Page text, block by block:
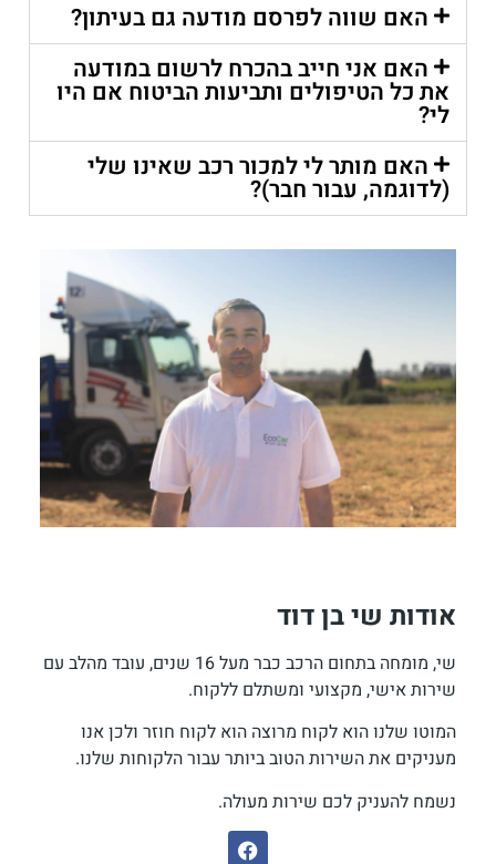
האם שווה לפרסם מודעה גם בעיתון?
האם אני חייב בהכרח לרשום במודעה
את כל הטיפולים ותביעות הביטוח אם היו
לי?
האם מותר לי למכור רכב שאינו שלי
(לדוגמה, עבור חבר)?
אודות שי בן דוד
שי, מומחה בתחום הרכב כבר מעל 16 שנים, עובד מהלב עם
שירות אישי, מקצועי ומשתלם ללקוח.
המוטו שלנו הוא לקוח מרוצה הוא לקוח חוזר ולכן אנו
מעניקים את השירות הטוב ביותר עבור הלקוחות שלנו.
נשמח להעניק לכם שירות מעולה.